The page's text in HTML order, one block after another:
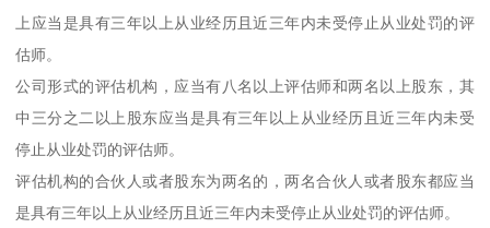
上应当是具有三年以上从业经历且近三年内未受停止从业处罚的评
估师。
公司形式的评估机构，应当有八名以上评估师和两名以上股东，其
中三分之二以上股东应当是具有三年以上从业经历且近三年内未受
停止从业处罚的评估师。
评估机构的合伙人或者股东为两名的，两名合伙人或者股东都应当
是具有三年以上从业经历且近三年内未受停止从业处罚的评估师。